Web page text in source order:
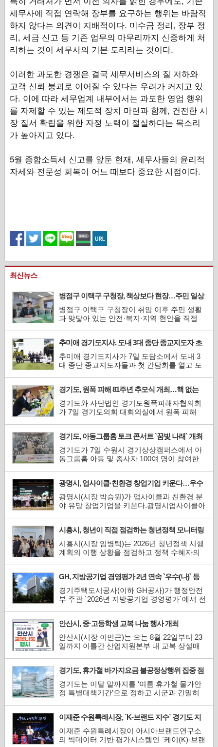
세무사에 직접 연락해 장부를 요구하는 행위는 바람직
하지 않다는 의견이 지배적이다. 미수금 정리, 장부 정
리, 세금 신고 등 기존 업무의 마무리까지 신중하게 처
리하는 것이 세무사의 기본 도리라는 것이다.
이러한 과도한 경쟁은 결국 세무서비스의 질 저하와
고객 신뢰 붕괴로 이어질 수 있다는 우려가 커지고 있
다. 이에 따라 세무업계 내부에서는 과도한 영업 행위
를 자제할 수 있는 제도적 장치 마련과 함께, 건전한 시
장 질서 확립을 위한 자정 노력이 절실하다는 목소리
가 높아지고 있다.
5월 종합소득세 신고를 앞둔 현재, 세무사들의 윤리적
자세와 전문성 회복이 어느 때보다 중요한 시점이다.
최신뉴스
병점구 이택구 구청장, 책상보다 현장…주민 일상
속으로 들어간 행정
병점구 이택구 구청장이 취임 이후 주민 생활
과 맞닿아 있는 안전·복지·지역 현안을 직접
현장을 직접 찾아 점검하는 한편, 전·현직 행
정 책임자와 지방의원, 인접 도시 관계자들과
소통하며 병점구의 현안을 풀기 위한 행보를
이어가는 모습이다.
추미애 경기도지사, 도내 3대 종단 종교지도자 초
청 간담회 개최
추미애 경기도지사가 7일 도담소에서 도내 3
대 종단 종교지도자들과 첫 간담회를 열고 도
과 자원을 어떻게 배분하고 효과적으로 잘 쓰
는지를 정하는 일로 끝도 없고 늘 해도 부족한
것 같다”고 말했다.이어 추 지사는 “나라가 하
지 못하...
경기도, 원폭 피해 81주년 추모식 개최…핵 없는
평화 세상 염원
경기도와 사단법인 경기도원폭피해자협의회
가 7일 경기도의회 대회의실에서 원폭 피해
81주년 추모식’을 개최했다.이 날 추모식에는
추미애 경기도지사와 남종섭 경기도의회 의
장, 한국원폭피해자협회 서울지부 정정웅 지
부장, 박상복 경기...
경기도, 아동그룹홈 토크 콘서트 `꿈빛 나래` 개최
경기도가 7일 수원시 경기상상캠퍼스에서 아
동그룹홈 아동 및 종사자 100여 명이 참여한
보호를 받기 어려운 아동들에게 가정과 같은
환경을 제공하는 아동복지시설이다. 이 날 행
사는 아이들이 그룹홈에서 갈고닦은 재능을
발휘할 기회를 ...
광명시, 업사이클·친환경 창업기업 키운다…우수
팀에 총 3천만 원 지원
광명시(시장 박승원)가 업사이클과 친환경 분
야 유망 창업기업을 키운다.광명시업사이클아
규모의 시상금과 창업 역량 강화 프로그램을
지원한다고 7일 밝혔다.이번 경진대회는 업사
이클과 친환경 분야의 우수한 창업 아이디어
를 발굴하고, 광명...
시흥시, 청년이 직접 점검하는 청년정책 모니터링
본격 추진
시흥시(시장 임병택)는 2026년 청년정책 시행
계획의 이행 상황을 점검하고 정책 수혜자의
정책 모니터링은 청년이 직접 청년정책 추진
현황을 확인하고 실제 체감도를 바탕으로 개
선 의견을 제안하는 참여형 정책 점검 과정이
다. 사업별 성과와 문제점...
GH, 지방공기업 경영평가 2년 연속 `우수(나)` 등
급 획득
경기주택도시공사(이하 GH공사)가 행정안전
부 주관 `2026년 지방공기업 경영평가`에서 전
난해에 이어 2년 연속 우수 등급인 `나`등급을
획득하며 우수 공기업으로서의 경쟁력을 다시
한번 입증했다.이번 평가에서 GH공사는 ▲3
기 신도시 등 공공주택 공급 ...
안산시, 중·고등학생 교복 나눔 행사 개최
안산시(시장 이민근)는 오는 8월 22일부터 23
일까지 이틀간 산업지원본부 내 교복 상설매
는 사용하지 않는 교복을 기증받아 필요한 학
생들에게 저렴한 가격으로 판매하고, 수익금
을 기부해 나눔과 환경 보전을 실천하기 위해
2013년부터 추진되고 있...
경기도, 휴가철 바가지요금 불공정상행위 집중 점
검
경기도는 이달 말까지를 ‘여름 휴가철 물가안
정 특별대책기간’으로 정하고 시군과 긴밀히
인상과 바가지요금 등 불공정 상행위를 예방
하고, 건전한 상거래 질서를 확립하기 위해 추
진된다.시군별로 지역상인회 및 소비자단체와
이재준 수원특례시장, `K-브랜드 지수` 경기도 지
자체장 부문 1위
이재준 수원특례시장이 아시아브랜드연구소
의 빅데이터 기반 평가시스템인 `케이(K)-브랜